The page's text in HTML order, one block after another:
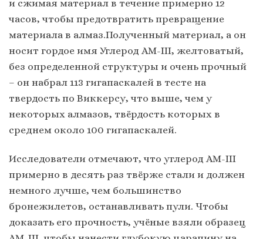
и сжимая материал в течение примерно 12
часов, чтобы предотвратить превращение
материала в алмаз.Полученный материал, а он
носит гордое имя Углерод AM-III, желтоватый,
без определенной структуры и очень прочный
– он набрал 113 гигапаскалей в тесте на
твердость по Виккерсу, что выше, чем у
некоторых алмазов, твёрдость которых в
среднем около 100 гигапаскалей.
Исследователи отмечают, что углерод AM-III
примерно в десять раз твёрже стали и должен
немного лучше, чем большинство
бронежилетов, останавливать пули. Чтобы
доказать его прочность, учёные взяли образец